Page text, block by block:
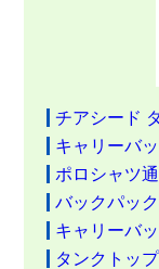
チアシード
キャリーバ
ポロシャツ
バックパッ
キャリーバ
タンクトッ